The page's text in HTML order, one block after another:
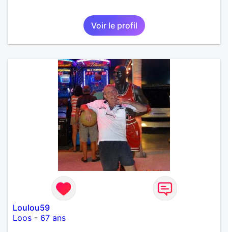
Voir le profil
Loulou59
Loos - 67 ans